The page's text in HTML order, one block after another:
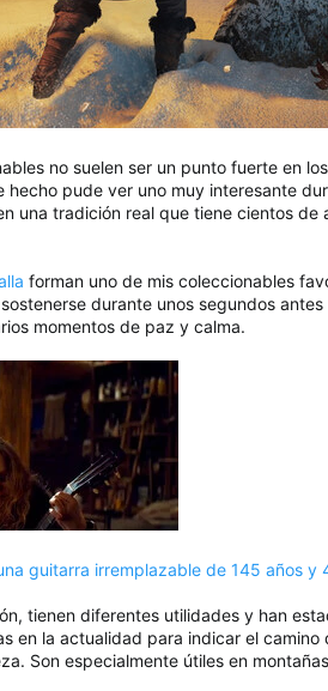
no suelen ser un punto fuerte en
hecho pude ver uno muy interesante
una tradición real que tiene cientos de
forman uno de mis coleccionables
durante unos segundos
momentos de paz y calma.
guitarra irremplazable de 145 años
tienen diferentes utilidades y han
en la actualidad para indicar el
Son especialmente útiles en